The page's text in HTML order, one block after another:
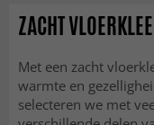
IN
ZACHT
Met een zacht
warmte en
selecteren we met